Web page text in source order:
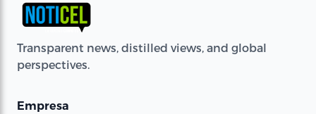
Transparent news, distilled views, and global
perspectives.
Empresa